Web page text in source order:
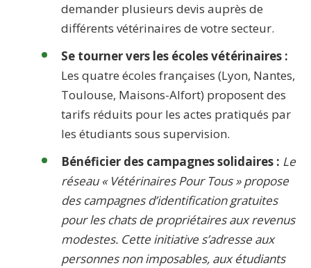
demander plusieurs devis auprès de
différents vétérinaires de votre secteur.
Se tourner vers les écoles vétérinaires :
Les quatre écoles françaises (Lyon, Nantes,
Toulouse, Maisons-Alfort) proposent des
tarifs réduits pour les actes pratiqués par
les étudiants sous supervision.
Bénéficier des campagnes solidaires : Le
réseau « Vétérinaires Pour Tous » propose
des campagnes d’identification gratuites
pour les chats de propriétaires aux revenus
modestes. Cette initiative s’adresse aux
personnes non imposables, aux étudiants